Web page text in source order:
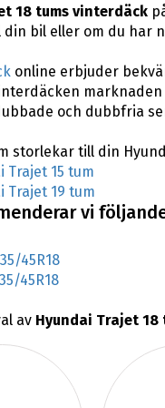
18 tums vinterdäck
bil eller om du har
online erbjuder
och dubbfria
storlekar till din
Trajet 15 tum
Trajet 19 tum
vi
45R18
45R18
av Hyundai Trajet